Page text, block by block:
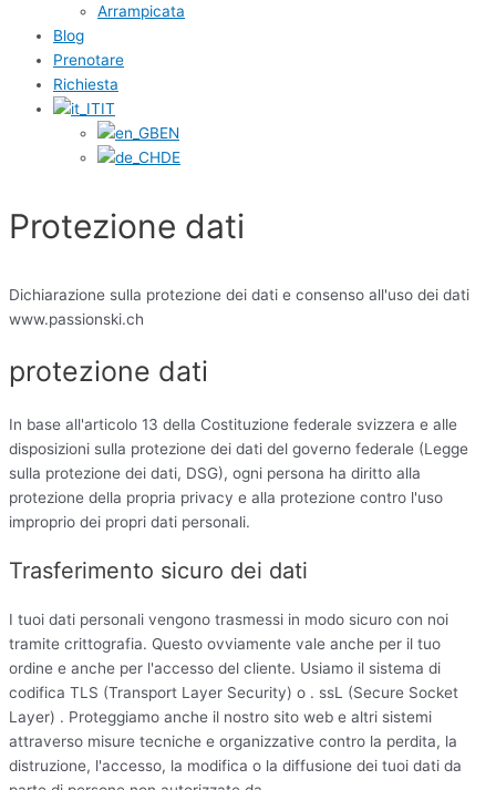
Arrampicata
Blog
Prenotare
Richiesta
IT
EN
DE
Protezione dati
Dichiarazione sulla protezione dei dati e consenso all'uso dei dati
www.passionski.ch
protezione dati
In base all'articolo 13 della Costituzione federale svizzera e alle
disposizioni sulla protezione dei dati del governo federale (Legge
sulla protezione dei dati, DSG), ogni persona ha diritto alla
protezione della propria privacy e alla protezione contro l'uso
improprio dei propri dati personali.
Trasferimento sicuro dei dati
I tuoi dati personali vengono trasmessi in modo sicuro con noi
tramite crittografia. Questo ovviamente vale anche per il tuo
ordine e anche per l'accesso del cliente. Usiamo il sistema di
codifica TLS (Transport Layer Security) o . ssL (Secure Socket
Layer) . Proteggiamo anche il nostro sito web e altri sistemi
attraverso misure tecniche e organizzative contro la perdita, la
distruzione, l'accesso, la modifica o la diffusione dei tuoi dati da